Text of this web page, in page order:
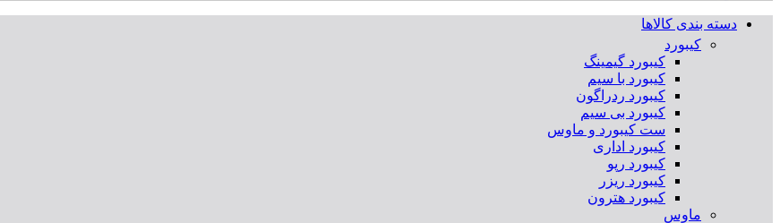
دسته بندی کالاها
کیبورد
کیبورد گیمینگ
کیبورد با سیم
کیبورد ردراگون
کیبورد بی سیم
ست کیبورد و ماوس
کیبورد اداری
کیبورد رپو
کیبورد ریزر
کیبورد هترون
ماوس